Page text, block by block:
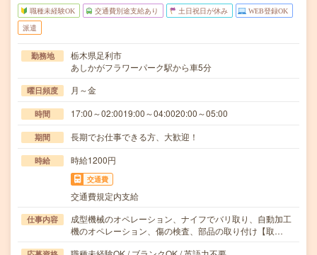
職種未経験OK 交通費別途支給あり 土日祝日が休み WEB登録OK
派遣
勤務地
栃木県足利市
あしかがフラワーパーク駅から車5分
曜日頻度 月～金
時間 17:00～02:0019:00～04:0020:00～05:00
期間 長期でお仕事できる方、大歓迎！
時給 時給1200円
交通費
交通費規定内支給
仕事内容
成型機械のオペレーション、ナイフでバリ取り、自動加工
機のオペレーション、傷の検査、部品の取り付け【取…